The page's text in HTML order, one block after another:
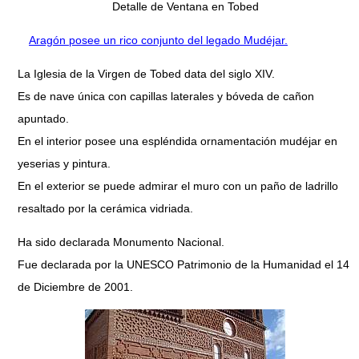
Detalle de Ventana en Tobed
Aragón posee un rico conjunto del legado Mudéjar.
La Iglesia de la Virgen de Tobed data del siglo XIV.
Es de nave única con capillas laterales y bóveda de cañon
apuntado.
En el interior posee una espléndida ornamentación mudéjar en
yeserias y pintura.
En el exterior se puede admirar el muro con un paño de ladrillo
resaltado por la cerámica vidriada.
Ha sido declarada Monumento Nacional.
Fue declarada por la UNESCO Patrimonio de la Humanidad el 14
de Diciembre de 2001.